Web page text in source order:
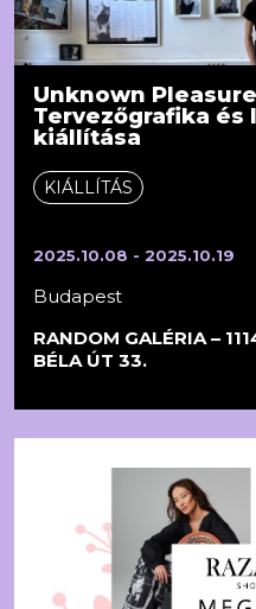
Unknown
Tervezőgrafika és
kiállítása
KIÁLLÍTÁS
2025.10.08 - 2025.10.19
Budapest
RANDOM GALÉRIA –
BÉLA ÚT 33.